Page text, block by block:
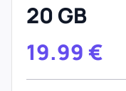
20 GB
19.99 €